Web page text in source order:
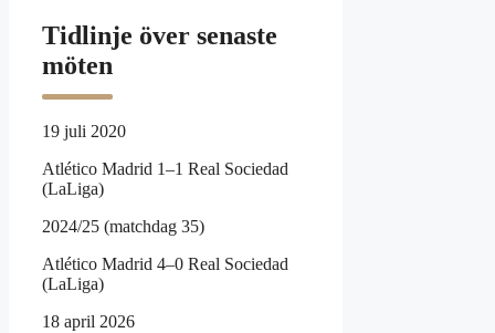
Tidlinje över senaste
möten
19 juli 2020
Atlético Madrid 1–1 Real Sociedad
(LaLiga)
2024/25 (matchdag 35)
Atlético Madrid 4–0 Real Sociedad
(LaLiga)
18 april 2026